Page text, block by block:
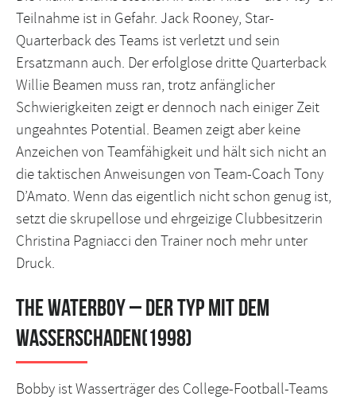
Teilnahme ist in Gefahr. Jack Rooney, Star-
Quarterback des Teams ist verletzt und sein
Ersatzmann auch. Der erfolglose dritte Quarterback
Willie Beamen muss ran, trotz anfänglicher
Schwierigkeiten zeigt er dennoch nach einiger Zeit
ungeahntes Potential. Beamen zeigt aber keine
Anzeichen von Teamfähigkeit und hält sich nicht an
die taktischen Anweisungen von Team-Coach Tony
D’Amato. Wenn das eigentlich nicht schon genug ist,
setzt die skrupellose und ehrgeizige Clubbesitzerin
Christina Pagniacci den Trainer noch mehr unter
Druck.
The Waterboy – Der Typ mit dem
Wasserschaden(1998)
Bobby ist Wasserträger des College-Football-Teams